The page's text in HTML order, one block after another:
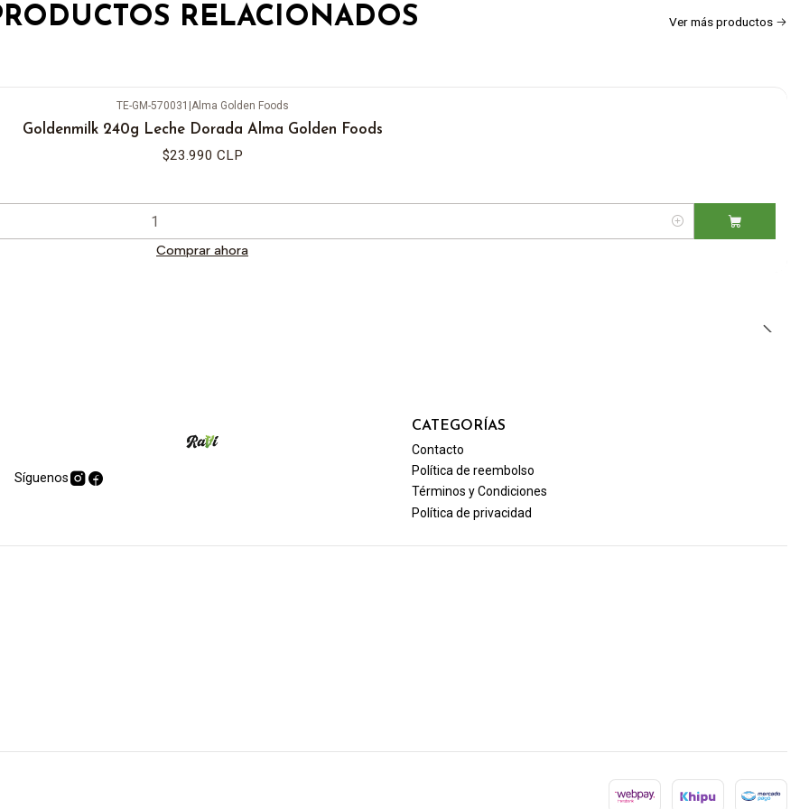
RELACIONADOS Ver más productos
TE-GM-570031 |Alma Golden Foods
Goldenmilk 240g Leche Dorada Alma Golden Foods
$23.990 CLP
Comprar ahora
Síguenos
CATEGORÍAS
Contacto
Política de reembolso
Términos y Condiciones
Política de privacidad